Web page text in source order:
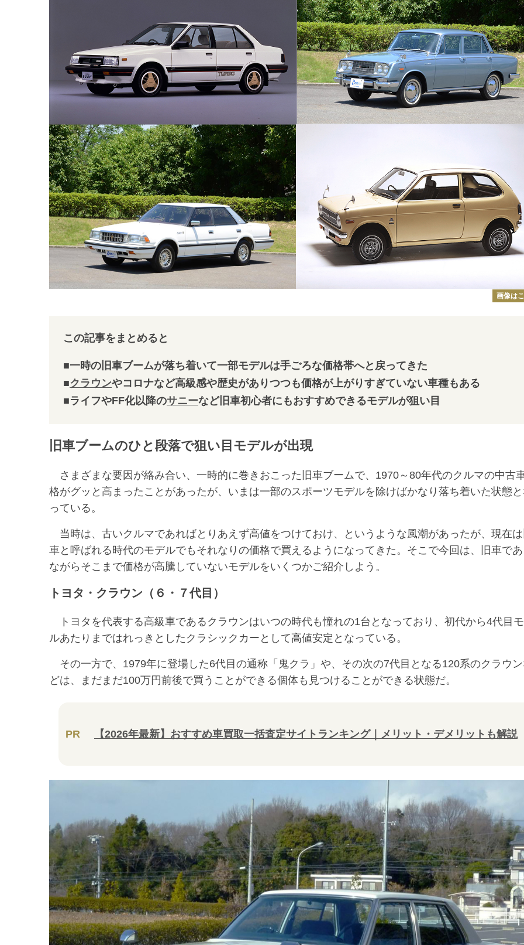
画像は
この記事をまとめると
■一時の旧車ブームが落ち着いて一部モデルは手ごろな価格帯へと戻ってきた
■クラウンやコロナなど高級感や歴史がありつつも価格が上がりすぎていない車種もある
■ライフやFF化以降のサニーなど旧車初心者にもおすすめできるモデルが狙い目
旧車ブームのひと段落で狙い目モデルが出現
さまざまな要因が絡み合い、一時的に巻きおこった旧車ブームで、1970～80年代のクルマの中古
格がグッと高まったことがあったが、いまは一部のスポーツモデルを除けばかなり落ち着いた状態
っている。
当時は、古いクルマであればとりあえず高値をつけておけ、というような風潮があったが、現在
車と呼ばれる時代のモデルでもそれなりの価格で買えるようになってきた。そこで今回は、旧車で
ながらそこまで価格が高騰していないモデルをいくつかご紹介しよう。
トヨタ・クラウン（６・７代目）
トヨタを代表する高級車であるクラウンはいつの時代も憧れの1台となっており、初代から4代目
ルあたりまではれっきとしたクラシックカーとして高値安定となっている。
その一方で、1979年に登場した6代目の通称「鬼クラ」や、その次の7代目となる120系のクラウ
どは、まだまだ100万円前後で買うことができる個体も見つけることができる状態だ。
PR 【2026年最新】おすすめ車買取一括査定サイトランキング｜メリット・デメリットも解説